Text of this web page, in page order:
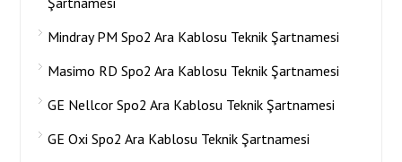
Mindray PM Spo2 Ara Kablosu Teknik Şartnamesi
Masimo RD Spo2 Ara Kablosu Teknik Şartnamesi
GE Nellcor Spo2 Ara Kablosu Teknik Şartnamesi
GE Oxi Spo2 Ara Kablosu Teknik Şartnamesi